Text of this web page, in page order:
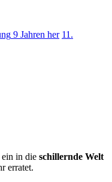
9 Jahren her 11.
in die schillernde Welt
erratet.